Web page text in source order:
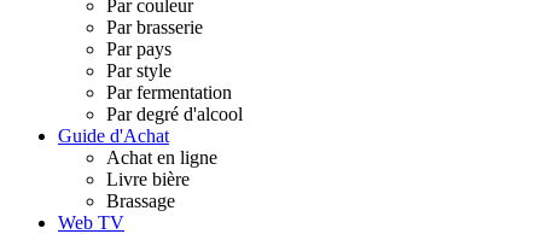
Par couleur
Par brasserie
Par pays
Par style
Par fermentation
Par degré d'alcool
Guide d'Achat
Achat en ligne
Livre bière
Brassage
Web TV